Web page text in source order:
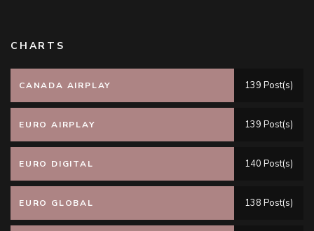
CHARTS
CANADA AIRPLAY 139 Post(s)
EURO AIRPLAY 139 Post(s)
EURO DIGITAL 140 Post(s)
EURO GLOBAL 138 Post(s)